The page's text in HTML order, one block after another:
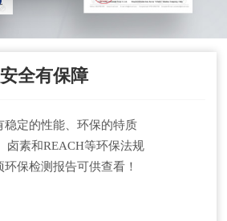
全有保障
稳定的性能、环保的特质
卤素和REACH等环保法规
保检测报告可供查看！